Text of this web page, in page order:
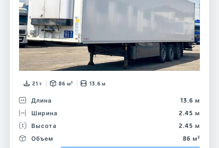
21 т 86 м³ 13.6 м
Длина
13.6 м
Ширина
2.45 м
Высота
2.45 м
Объем
86 м³